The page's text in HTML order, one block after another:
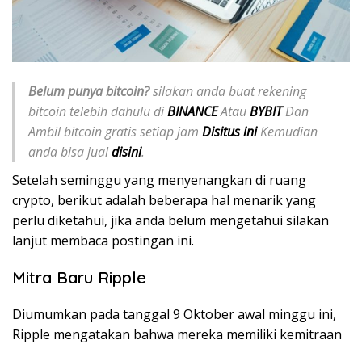
Belum punya bitcoin?silakan anda buat rekening
bitcoin telebih dahulu diBINANCEAtauBYBITDan
Ambil bitcoin gratis setiap jam Disitus iniKemudian
anda bisa jualdisini.
Setelah seminggu yang menyenangkan di ruang
crypto, berikut adalah beberapa hal menarik yang
perlu diketahui, jika anda belum mengetahui silakan
lanjut membaca postingan ini.
Mitra Baru Ripple
Diumumkan pada tanggal 9 Oktober awal minggu ini,
Ripple mengatakan bahwa mereka memiliki kemitraan